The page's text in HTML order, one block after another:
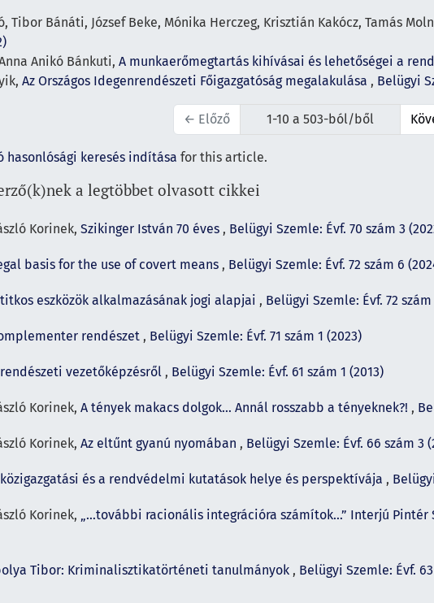
Tibor Bánáti, József Beke, Mónika Herczeg, Krisztián Kakócz, Tamás
Anikó Bánkuti, A munkaerőmegtartás kihívásai és lehetőségei a
Az Országos Idegenrendészeti Főigazgatóság megalakulása , Belügyi
← Előző 1-10 a 503-ból/ből
hasonlósági keresés indítása for this article.
a legtöbbet olvasott cikkei
Korinek, Szikinger István 70 éves , Belügyi Szemle: Évf. 70 szám 3
basis for the use of covert means , Belügyi Szemle: Évf. 72 szám 6
eszközök alkalmazásának jogi alapjai , Belügyi Szemle: Évf. 72
rendészet , Belügyi Szemle: Évf. 71 szám 1 (2023)
vezetőképzésről , Belügyi Szemle: Évf. 61 szám 1 (2013)
Korinek, A tények makacs dolgok… Annál rosszabb a tényeknek?! ,
Korinek, Az eltűnt gyanú nyomában , Belügyi Szemle: Évf. 66 szám 3
és a rendvédelmi kutatások helye és perspektívája ,
Korinek, „…további racionális integrációra számítok…” Interjú
Tibor: Kriminalisztikatörténeti tanulmányok , Belügyi Szemle: Évf.